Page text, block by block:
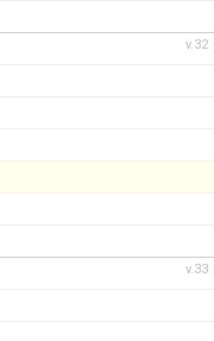
v.32
v.33